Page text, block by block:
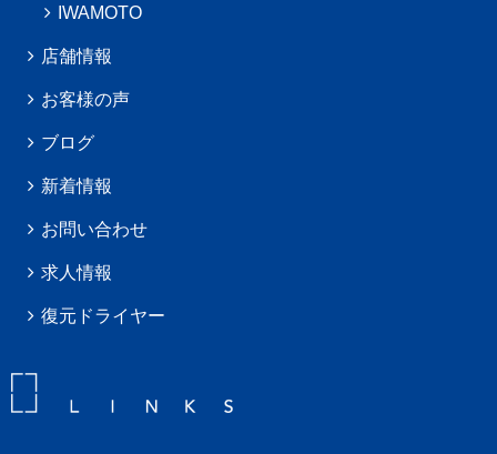
IWAMOTO
店舗情報
お客様の声
ブログ
新着情報
お問い合わせ
求人情報
復元ドライヤー